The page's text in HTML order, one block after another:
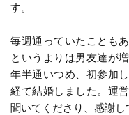
す。
毎週通っていたことも
というよりは男友達が
年半通いつめ、初参加
経て結婚しました。運
聞いてくださり、感謝し